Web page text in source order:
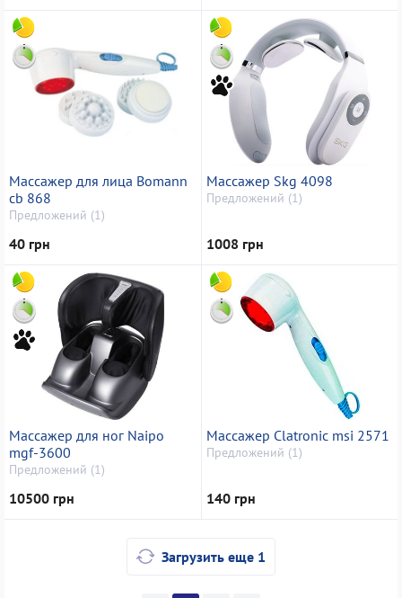
Массажер для лица Bomann
cb 868
Предложений (1)
40 грн
Массажер Skg 4098
Предложений (1)
1008 грн
Массажер для ног Naipo
mgf-3600
Предложений (1)
10500 грн
Массажер Clatronic msi 2571
Предложений (1)
140 грн
Загрузить еще 1